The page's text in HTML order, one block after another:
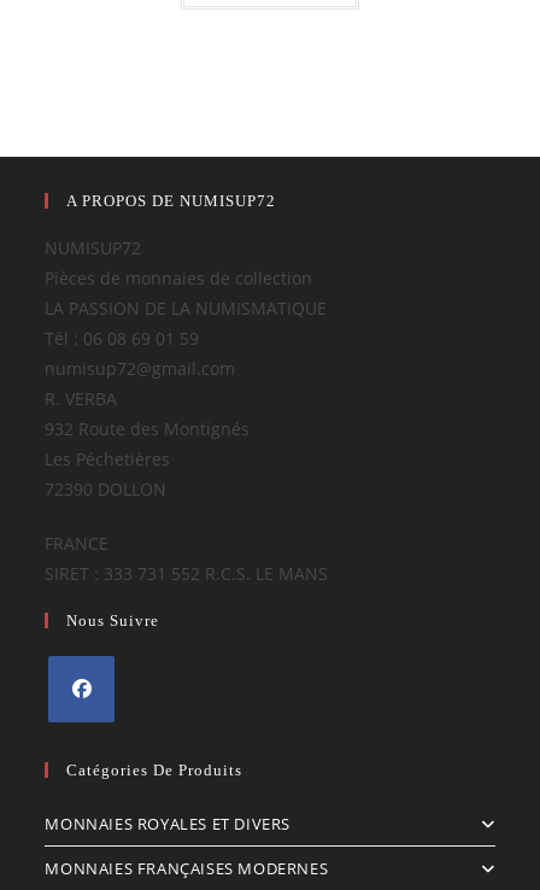
A PROPOS DE NUMISUP72
NUMISUP72
Pièces de monnaies de collection
LA PASSION DE LA NUMISMATIQUE
Tél : 06 08 69 01 59
numisup72@gmail.com
R. VERBA
932 Route des Montignés
Les Péchetières
72390 DOLLON
FRANCE
SIRET : 333 731 552 R.C.S. LE MANS
Nous Suivre
dans
nouvel
Catégories De Produits
MONNAIES ROYALES ET DIVERS
MONNAIES FRANÇAISES MODERNES